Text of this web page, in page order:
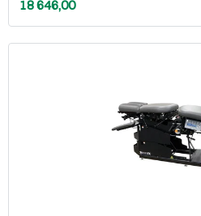
18 646,00